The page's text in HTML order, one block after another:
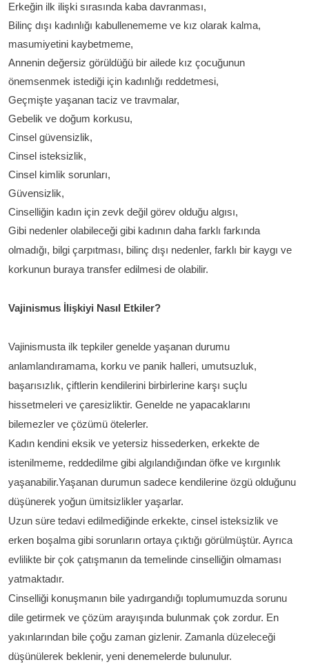
Erkeğin ilk ilişki sırasında kaba davranması,
Bilinç dışı kadınlığı kabullenememe ve kız olarak kalma,
masumiyetini kaybetmeme,
Annenin değersiz görüldüğü bir ailede kız çocuğunun
önemsenmek istediği için kadınlığı reddetmesi,
Geçmişte yaşanan taciz ve travmalar,
Gebelik ve doğum korkusu,
Cinsel güvensizlik,
Cinsel isteksizlik,
Cinsel kimlik sorunları,
Güvensizlik,
Cinselliğin kadın için zevk değil görev olduğu algısı,
Gibi nedenler olabileceği gibi kadının daha farklı farkında
olmadığı, bilgi çarpıtması, bilinç dışı nedenler, farklı bir kaygı ve
korkunun buraya transfer edilmesi de olabilir.
Vajinismus İlişkiyi Nasıl Etkiler?
Vajinismusta ilk tepkiler genelde yaşanan durumu
anlamlandıramama, korku ve panik halleri, umutsuzluk,
başarısızlık, çiftlerin kendilerini birbirlerine karşı suçlu
hissetmeleri ve çaresizliktir. Genelde ne yapacaklarını
bilemezler ve çözümü ötelerler.
Kadın kendini eksik ve yetersiz hissederken, erkekte de
istenilmeme, reddedilme gibi algılandığından öfke ve kırgınlık
yaşanabilir.Yaşanan durumun sadece kendilerine özgü olduğunu
düşünerek yoğun ümitsizlikler yaşarlar.
Uzun süre tedavi edilmediğinde erkekte, cinsel isteksizlik ve
erken boşalma gibi sorunların ortaya çıktığı görülmüştür. Ayrıca
evlilikte bir çok çatışmanın da temelinde cinselliğin olmaması
yatmaktadır.
Cinselliği konuşmanın bile yadırgandığı toplumumuzda sorunu
dile getirmek ve çözüm arayışında bulunmak çok zordur. En
yakınlarından bile çoğu zaman gizlenir. Zamanla düzeleceği
düşünülerek beklenir, yeni denemelerde bulunulur.